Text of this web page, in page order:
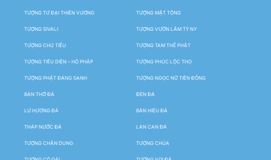
TƯỢNG TỨ ĐẠI THIÊN VƯƠNG TƯỢNG MẬT TÔNG
TƯỢNG SIVALI TƯỢNG VƯỜN LÂM TỲ NY
TƯỢNG CHÚ TIỂU TƯỢNG TAM THẾ PHẬT
TƯỢNG TIÊU DIỆN – HỘ PHÁP TƯỢNG PHÚC LỘC THỌ
TƯỢNG PHẬT ĐẢNG SANH TƯỢNG NGỌC NỮ TIÊN ĐỒNG
BÀN THỜ ĐÁ ĐÈN ĐÁ
LƯ HƯƠNG ĐÁ BẢN HIỆU ĐÁ
THÁP NƯỚC ĐÁ LAN CAN ĐÁ
TƯỢNG CHÂN DUNG TƯỢNG CHÚA